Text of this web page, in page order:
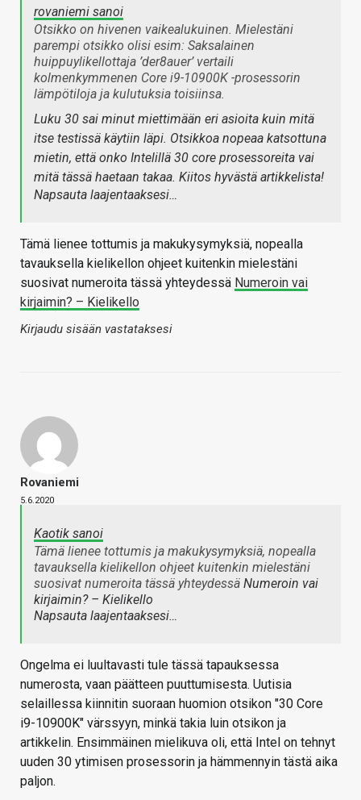
rovaniemi sanoi
Otsikko on hivenen vaikealukuinen. Mielestäni
parempi otsikko olisi esim: Saksalainen
huippuylikellottaja ’der8auer’ vertaili
kolmenkymmenen Core i9-10900K -prosessorin
lämpötiloja ja kulutuksia toisiinsa.
Luku 30 sai minut miettimään eri asioita kuin mitä
itse testissä käytiin läpi. Otsikkoa nopeaa katsottuna
mietin, että onko Intelillä 30 core prosessoreita vai
mitä tässä haetaan takaa. Kiitos hyvästä artikkelista!
Napsauta laajentaaksesi…
Tämä lienee tottumis ja makukysymyksiä, nopealla
tavauksella kielikellon ohjeet kuitenkin mielestäni
suosivat numeroita tässä yhteydessä Numeroin vai
kirjaimin? – Kielikello
Kirjaudu sisään vastataksesi
Rovaniemi
5.6.2020
Kaotik sanoi
Tämä lienee tottumis ja makukysymyksiä, nopealla
tavauksella kielikellon ohjeet kuitenkin mielestäni
suosivat numeroita tässä yhteydessä Numeroin vai
kirjaimin? – Kielikello
Napsauta laajentaaksesi…
Ongelma ei luultavasti tule tässä tapauksessa
numerosta, vaan päätteen puuttumisesta. Uutisia
selaillessa kiinnitin suoraan huomion otsikon "30 Core
i9-10900K" värssyyn, minkä takia luin otsikon ja
artikkelin. Ensimmäinen mielikuva oli, että Intel on tehnyt
uuden 30 ytimisen prosessorin ja hämmennyin tästä aika
paljon.